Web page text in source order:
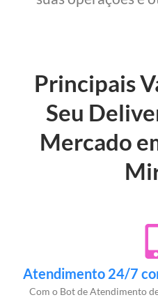
Principais
Seu
Mercado
Atendimento 24/7
Com o Bot de Atendimento